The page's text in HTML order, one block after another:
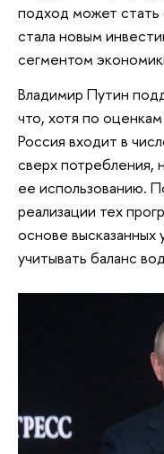
подход может стать
стала новым
сегментом
Владимир Путин
что, хотя по
Россия входит в
сверх потребления,
ее использованию.
реализации тех
основе
учитывать баланс